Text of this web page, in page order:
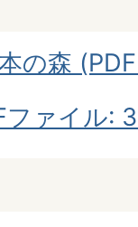
の森
ファイル: